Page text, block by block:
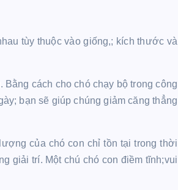
tùy thuộc vào giống,; kích thước và
cách cho chó chạy bộ trong công
bạn sẽ giúp chúng giảm căng thẳng
của chó con chỉ tồn tại trong thời
giải trí. Một chú chó con điềm tĩnh;vui